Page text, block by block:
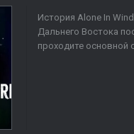
История Alone In
Дальнего Востока
проходите основной